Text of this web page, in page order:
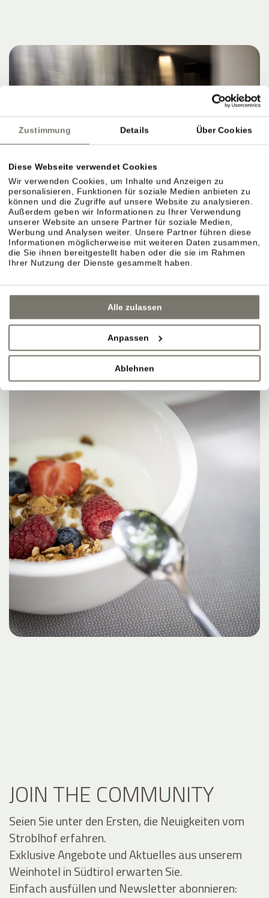
Zustimmung Details Über Cookies
Diese Webseite verwendet Cookies
Wir verwenden Cookies, um Inhalte und Anzeigen zu
personalisieren, Funktionen für soziale Medien anbieten zu
können und die Zugriffe auf unsere Website zu analysieren.
Außerdem geben wir Informationen zu Ihrer Verwendung
unserer Website an unsere Partner für soziale Medien,
Werbung und Analysen weiter. Unsere Partner führen diese
Informationen möglicherweise mit weiteren Daten zusammen,
die Sie ihnen bereitgestellt haben oder die sie im Rahmen
Ihrer Nutzung der Dienste gesammelt haben.
Alle zulassen
Anpassen
Ablehnen
JOIN THE COMMUNITY
Seien Sie unter den Ersten, die Neuigkeiten vom
Stroblhof erfahren.
Exklusive Angebote und Aktuelles aus unserem
Weinhotel in Südtirol erwarten Sie.
Einfach ausfüllen und Newsletter abonnieren: